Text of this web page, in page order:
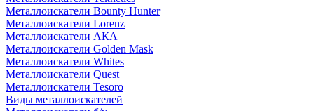
Металлоискатели Bounty Hunter
Металлоискатели Lorenz
Металлоискатели АКА
Металлоискатели Golden Mask
Металлоискатели Whites
Металлоискатели Quest
Металлоискатели Tesoro
Виды металлоискателей